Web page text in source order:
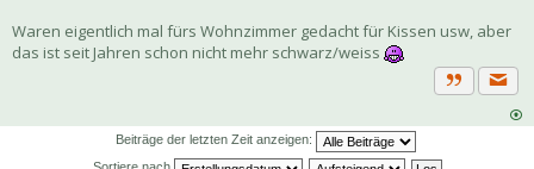
Waren eigentlich mal fürs Wohnzimmer gedacht für Kissen usw, aber
das ist seit Jahren schon nicht mehr schwarz/weiss
Zitat
Beiträge der letzten Zeit anzeigen: